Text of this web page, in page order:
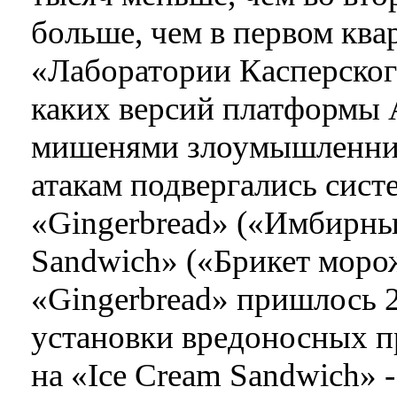
больше, чем в первом
«Лаборатории
каких версий платформы
мишенями
атакам подвергались
«Gingerbread»
Sandwich» («Брикет
«Gingerbread» пришлось
установки вредоносных
на «Ice Cream Sandwich»